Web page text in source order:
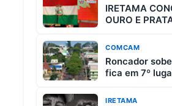
IRETAMA
OURO E
COMCAM
Roncador
fica em 7º
IRETAMA